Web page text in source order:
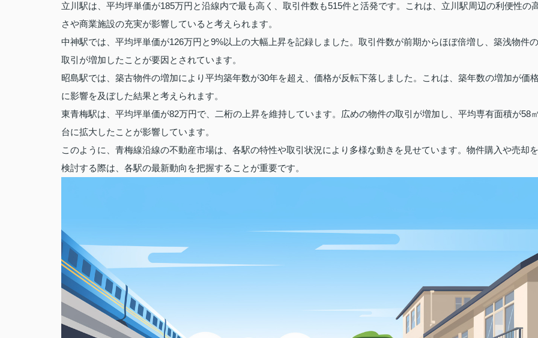
立川駅は、平均坪単価が185万円と沿線内で最も高く、取引件数も515件と活発です。これは、立川駅周辺の利便性の
さや商業施設の充実が影響していると考えられます。
中神駅では、平均坪単価が126万円と9%以上の大幅上昇を記録しました。取引件数が前期からほぼ倍増し、築浅物件の
取引が増加したことが要因とされています。
昭島駅では、築古物件の増加により平均築年数が30年を超え、価格が反転下落しました。これは、築年数の増加が価
に影響を及ぼした結果と考えられます。
東青梅駅は、平均坪単価が82万円で、二桁の上昇を維持しています。広めの物件の取引が増加し、平均専有面積が58
台に拡大したことが影響しています。
このように、青梅線沿線の不動産市場は、各駅の特性や取引状況により多様な動きを見せています。物件購入や売却を
検討する際は、各駅の最新動向を把握することが重要です。